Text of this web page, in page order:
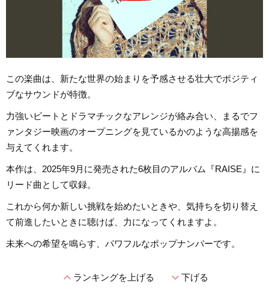
この楽曲は、新たな世界の始まりを予感させる壮大でポジティ
ブなサウンドが特徴。
力強いビートとドラマチックなアレンジが絡み合い、まるでフ
ァンタジー映画のオープニングを見ているかのような高揚感を
与えてくれます。
本作は、2025年9月に発売された6枚目のアルバム『RAISE』に
リード曲として収録。
これから何か新しい挑戦を始めたいときや、気持ちを切り替え
て前進したいときに聴けば、力になってくれますよ。
未来への希望を鳴らす、パワフルなポップナンバーです。
expand_lessランキングを上げる expand_more下げる